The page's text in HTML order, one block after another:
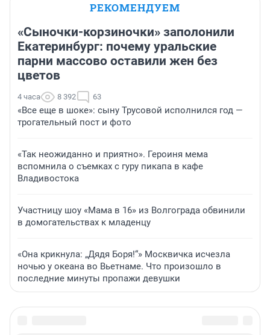
РЕКОМЕНДУЕМ
«Сыночки-корзиночки» заполонили
Екатеринбург: почему уральские
парни массово оставили жен без
цветов
4 часа 8 392 63
«Все еще в шоке»: сыну Трусовой исполнился год —
трогательный пост и фото
«Так неожиданно и приятно». Героиня мема
вспомнила о съемках с гуру пикапа в кафе
Владивостока
Участницу шоу «Мама в 16» из Волгограда обвинили
в домогательствах к младенцу
«Она крикнула: „Дядя Боря!“» Москвичка исчезла
ночью у океана во Вьетнаме. Что произошло в
последние минуты пропажи девушки